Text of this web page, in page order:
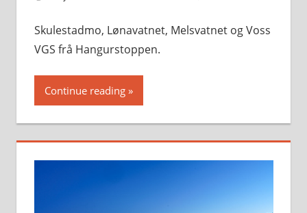
Skulestadmo, Lønavatnet, Melsvatnet og Voss
VGS frå Hangurstoppen.
Continue reading